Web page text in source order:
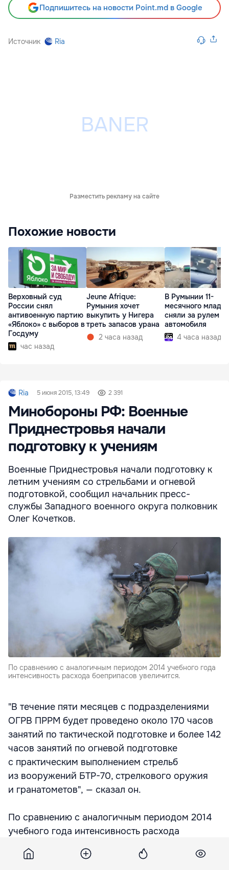
Подпишитесь на новости Point.md в Google
Источник Ria
Разместить рекламу на сайте
Похожие новости
Верховный суд
России снял
антивоенную партию
«Яблоко» с выборов в
Госдуму
час назад
Jeune Afrique:
Румыния хочет
выкупить у Нигера
треть запасов урана
2 часа назад
В Румынии 11-
месячного
сняли за рулем
автомобиля
4 часа назад
Ria 5 июня 2015, 13:49 2 391
Минобороны РФ: Военные
Приднестровья начали
подготовку к учениям
Военные Приднестровья начали подготовку к
летним учениям со стрельбами и огневой
подготовкой, сообщил начальник пресс-
службы Западного военного округа полковник
Олег Кочетков.
По сравнению с аналогичным периодом 2014 учебного года
интенсивность расхода боеприпасов увеличится.
"В течение пяти месяцев с подразделениями
ОГРВ ПРРМ будет проведено около 170 часов
занятий по тактической подготовке и более 142
часов занятий по огневой подготовке
с практическим выполнением стрельб
из вооружений БТР-70, стрелкового оружия
и гранатометов", — сказал он.
По сравнению с аналогичным периодом 2014
учебного года интенсивность расхода
боеприпасов увеличится приблизительно
на 15%, добавил представитель пресс-службы.